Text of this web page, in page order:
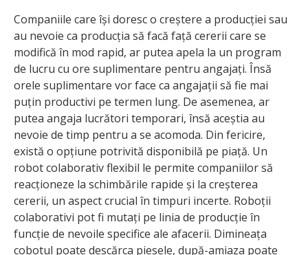
Companiile care își doresc o creștere a producției sau
au nevoie ca producția să facă față cererii care se
modifică în mod rapid, ar putea apela la un program
de lucru cu ore suplimentare pentru angajați. Însă
orele suplimentare vor face ca angajații să fie mai
puțin productivi pe termen lung. De asemenea, ar
putea angaja lucrători temporari, însă aceștia au
nevoie de timp pentru a se acomoda. Din fericire,
există o opțiune potrivită disponibilă pe piață. Un
robot colaborativ flexibil le permite companiilor să
reacționeze la schimbările rapide și la creșterea
cererii, un aspect crucial în timpuri incerte. Roboții
colaborativi pot fi mutați pe linia de producție în
funcție de nevoile specifice ale afacerii. Dimineața
cobotul poate descărca piesele, după-amiaza poate